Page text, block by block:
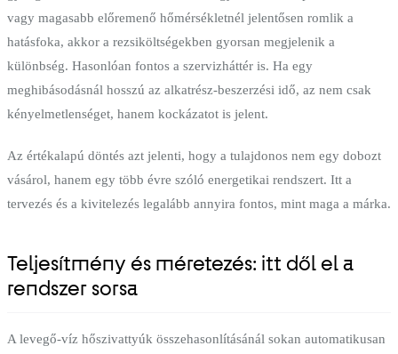
vagy magasabb előremenő hőmérsékletnél jelentősen romlik a
hatásfoka, akkor a rezsiköltségekben gyorsan megjelenik a
különbség. Hasonlóan fontos a szervizháttér is. Ha egy
meghibásodásnál hosszú az alkatrész-beszerzési idő, az nem csak
kényelmetlenséget, hanem kockázatot is jelent.
Az értékalapú döntés azt jelenti, hogy a tulajdonos nem egy dobozt
vásárol, hanem egy több évre szóló energetikai rendszert. Itt a
tervezés és a kivitelezés legalább annyira fontos, mint maga a márka.
Teljesítmény és méretezés: itt dől el a
rendszer sorsa
A levegő-víz hőszivattyúk összehasonlításánál sokan automatikusan